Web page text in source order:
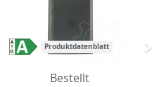
Produktdatenblatt
Bestellt